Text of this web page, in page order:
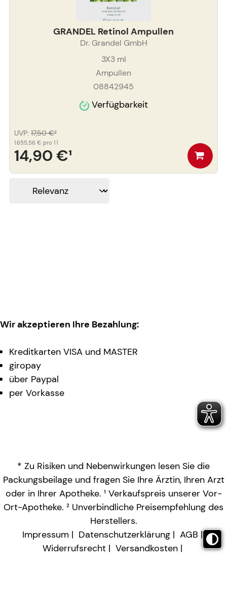
GRANDEL Retinol Ampullen
Dr. Grandel GmbH
3X3ml
Ampullen
08842945
Verfügbarkeit
14,90 €¹
UVP: 17,50 €³
1.655,56 € pro 1 l
Wir akzeptieren Ihre Bezahlung:
Kreditkarten VISA und MASTER
giropay
über Paypal
per Vorkasse
* Zu Risiken und Nebenwirkungen lesen Sie die
Packungsbeilage und fragen Sie Ihre Ärztin, Ihren Arzt
oder in Ihrer Apotheke. ¹ Verkaufspreis unserer Vor-
Ort-Apotheke. ² Unverbindliche Preisempfehlung des
Herstellers.
Impressum
Datenschutzerklärung
AGB
Widerrufsrecht
Versandkosten